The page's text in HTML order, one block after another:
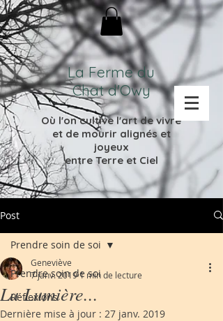
La Ferme du
Chat d'Owy
Où l'on cultive l'art de vivre
et de mourir alignés et
joyeux
entre Terre et Ciel
Post
Prendre soin de soi
Réflexions
Prendre soin de soi
La Lumière...
Geneviève
7 janv. 20191 min de lecture
Dernière mise à jour : 27 janv. 2019